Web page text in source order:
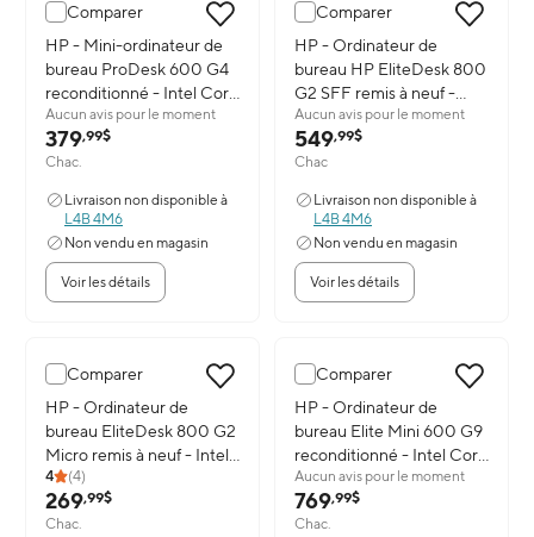
Comparer
Image du produit: HP - Mini-ordinateur de bureau ProDesk 600
HP - Mini-ordinateur de
bureau ProDesk 600 G4
reconditionné - Intel Core
i5-8500T - SSD 1 To - 32
Go de RAM - Windows 11
Pro
Aucun avis pour le moment
379,99$
Chac.
Livraison non disponible à
L4B 4M6
Non vendu en magasin
Voir les détails
Comparer
Image du produit: HP -
HP - Ordinateur de
bureau HP EliteDesk 800
G2 SFF remis à neuf -
Intel Core i5-6400 -
Processeur 3,2 GHz - 64
Go de RAM - SSD 1 To -
Aucun avis pour le moment
549,99$
Chac
Livraison non disponible à
L4B 4M6
Non vendu en magasin
Voir les détails
Comparer
Image du produit: HP - Ordinateur de bureau EliteDesk 800 G2
HP - Ordinateur de
bureau EliteDesk 800 G2
Micro remis à neuf - Intel
Core i5-6500T - SSD
240 Go - RAM 16 Go -
Windows 11 Pro
4 (4)
269,99$
Chac.
Comparer
Image du produit: HP -
HP - Ordinateur de
bureau Elite Mini 600 G9
reconditionné - Intel Core
i5-12400T - SSD 512 Go -
32 Go de RAM - Windows
11 Pro
Aucun avis pour le moment
769,99$
Chac.